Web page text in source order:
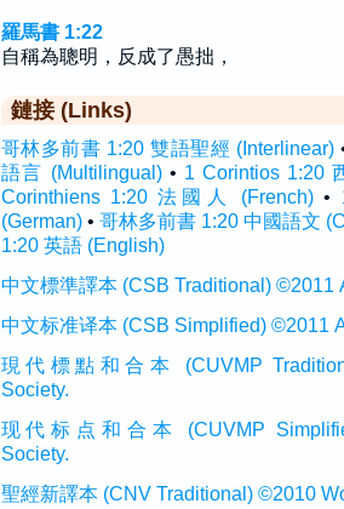
羅馬書 1:22
自稱為聰明，反成了愚拙，
鏈接 (Links)
哥林多前書 1:20 雙語聖經 (Interlinear)
語言 (Multilingual) • 1 Corintios 1:20
Corinthiens 1:20 法國人 (French) •
(German)• 哥林多前書 1:20 中國語文
1:20 英語 (English)
中文標準譯本 (CSB Traditional) ©2011
中文标准译本 (CSB Simplified) ©2011
現代標點和合本 (CUVMP
Society.
现代标点和合本 (CUVMP
Society.
聖經新譯本 (CNV Traditional) ©2010